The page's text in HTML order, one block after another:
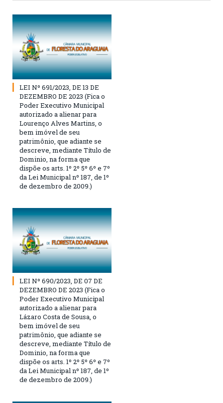
LEI Nº 691/2023, DE 13 DE
DEZEMBRO DE 2023 (Fica o
Poder Executivo Municipal
autorizado a alienar para
Lourenço Alves Martins, o
bem imóvel de seu
patrimônio, que adiante se
descreve, mediante Título de
Dominio, na forma que
dispõe os arts. 1º 2º 5º 6º e 7º
da Lei Municipal nº 187, de 1º
de dezembro de 2009.)
LEI Nº 690/2023, DE 07 DE
DEZEMBRO DE 2023 (Fica o
Poder Executivo Municipal
autorizado a alienar para
Lázaro Costa de Sousa, o
bem imóvel de seu
patrimônio, que adiante se
descreve, mediante Título de
Dominio, na forma que
dispõe os arts. 1º 2º 5º 6º e 7º
da Lei Municipal nº 187, de 1º
de dezembro de 2009.)